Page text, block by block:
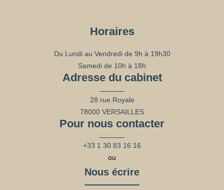
Horaires
Du Lundi au Vendredi de 9h à 19h30
Samedi de 10h à 18h
Adresse du cabinet
28 rue Royale
78000 VERSAILLES
Pour nous contacter
+33 1 30 83 16 16
ou
Nous écrire